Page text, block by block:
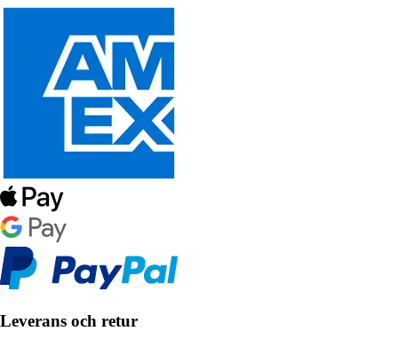
Leverans och retur